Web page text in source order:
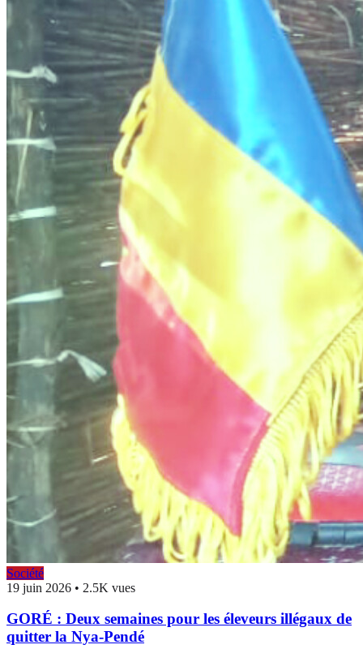
Société
19 juin 2026 • 2.5K vues
GORÉ : Deux semaines pour les éleveurs illégaux de
quitter la Nya-Pendé